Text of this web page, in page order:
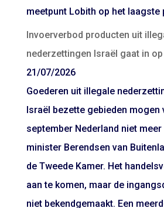
meetpunt Lobith op het laagste
Invoerverbod producten uit
nederzettingen Israël gaat in
21/07/2026
Goederen uit illegale
Israël bezette gebieden mogen
september Nederland niet
minister Berendsen van
de Tweede Kamer. Het
aan te komen, maar de
niet bekendgemaakt. Een